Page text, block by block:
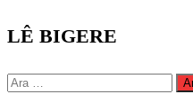
LÊ BIGERE
Arama: